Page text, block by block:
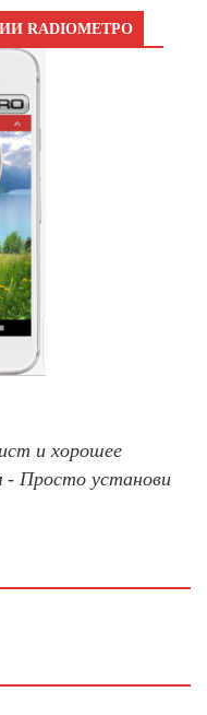
RADIOМЕТРО
и хорошее
- Просто установи